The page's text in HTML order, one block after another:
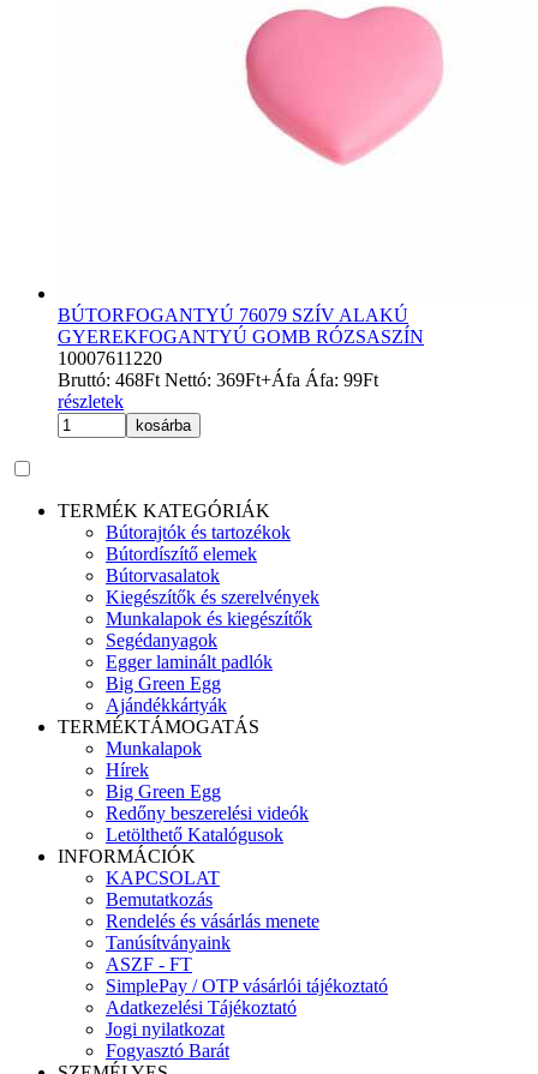
BÚTORFOGANTYÚ 76079 SZÍV ALAKÚ
GYEREKFOGANTYÚ GOMB RÓZSASZÍN
10007611220
Bruttó: 468Ft Nettó: 369Ft+Áfa Áfa: 99Ft
részletek
kosárba
TERMÉK KATEGÓRIÁK
Bútorajtók és tartozékok
Bútordíszítő elemek
Bútorvasalatok
Kiegészítők és szerelvények
Munkalapok és kiegészítők
Segédanyagok
Egger laminált padlók
Big Green Egg
Ajándékkártyák
TERMÉKTÁMOGATÁS
Munkalapok
Hírek
Big Green Egg
Redőny beszerelési videók
Letölthető Katalógusok
INFORMÁCIÓK
KAPCSOLAT
Bemutatkozás
Rendelés és vásárlás menete
Tanúsítványaink
ASZF - FT
SimplePay / OTP vásárlói tájékoztató
Adatkezelési Tájékoztató
Jogi nyilatkozat
Fogyasztó Barát